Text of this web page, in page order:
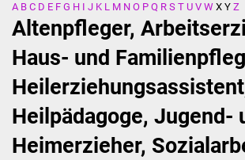
A B C D E F G H I J K L M N O P Q R S T U V W X Y Z
Altenpfleger,
Haus- und
Heilpädagoge, Jugend-
Heimerzieher,